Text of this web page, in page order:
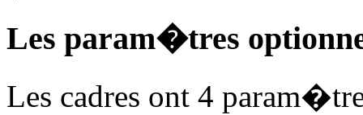
Les param�tres
Les cadres ont 4